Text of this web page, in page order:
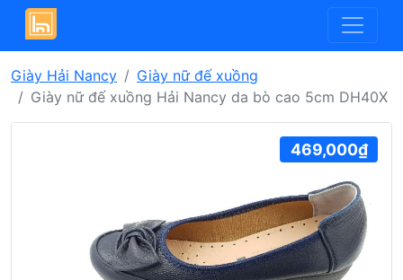
Giày Hải Nancy
Giày nữ đế xuồng
Giày nữ đế xuồng Hải Nancy da bò cao 5cm DH40X
469,000₫